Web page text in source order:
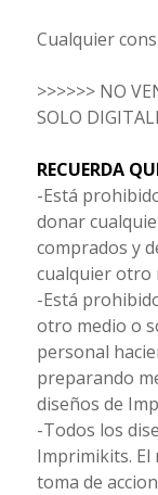
Cualquier
>>>>>> NO
SOLO
RECUERDA
-Está
donar
comprados y
cualquier otro
-Está
otro medio o
personal
preparando
diseños de
-Todos los
Imprimikits. El
toma de